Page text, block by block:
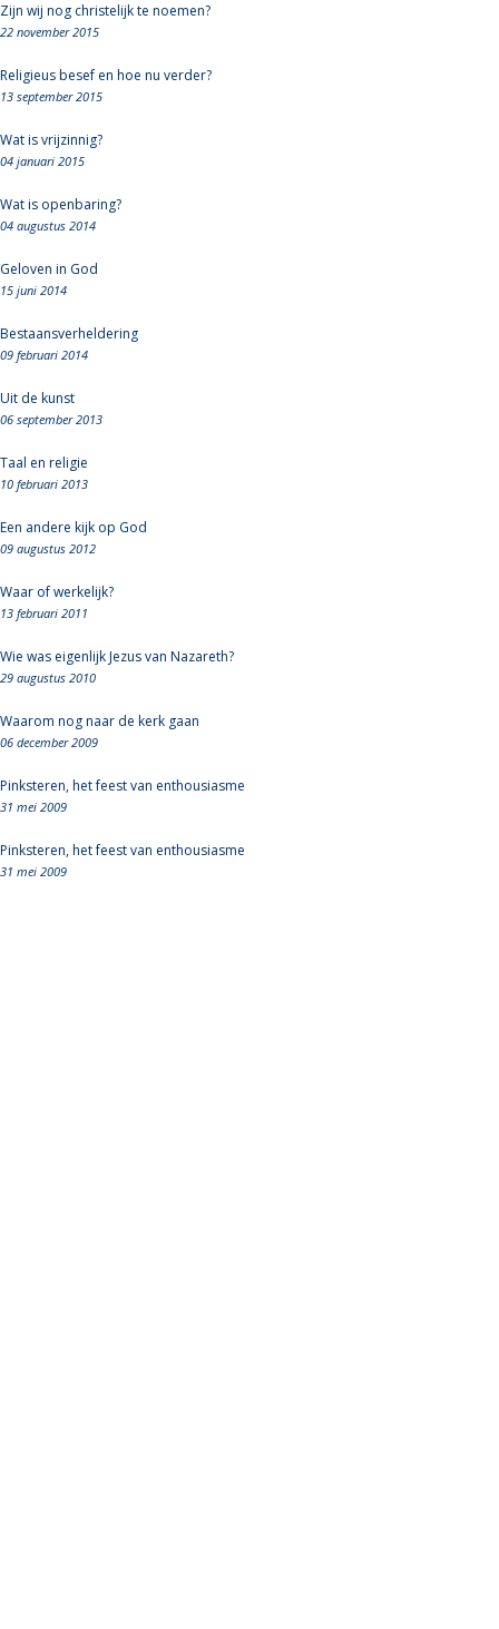
Zijn wij nog christelijk te noemen?
22 november 2015
Religieus besef en hoe nu verder?
13 september 2015
Wat is vrijzinnig?
04 januari 2015
Wat is openbaring?
04 augustus 2014
Geloven in God
15 juni 2014
Bestaansverheldering
09 februari 2014
Uit de kunst
06 september 2013
Taal en religie
10 februari 2013
Een andere kijk op God
09 augustus 2012
Waar of werkelijk?
13 februari 2011
Wie was eigenlijk Jezus van Nazareth?
29 augustus 2010
Waarom nog naar de kerk gaan
06 december 2009
Pinksteren, het feest van enthousiasme
31 mei 2009
Pinksteren, het feest van enthousiasme
31 mei 2009